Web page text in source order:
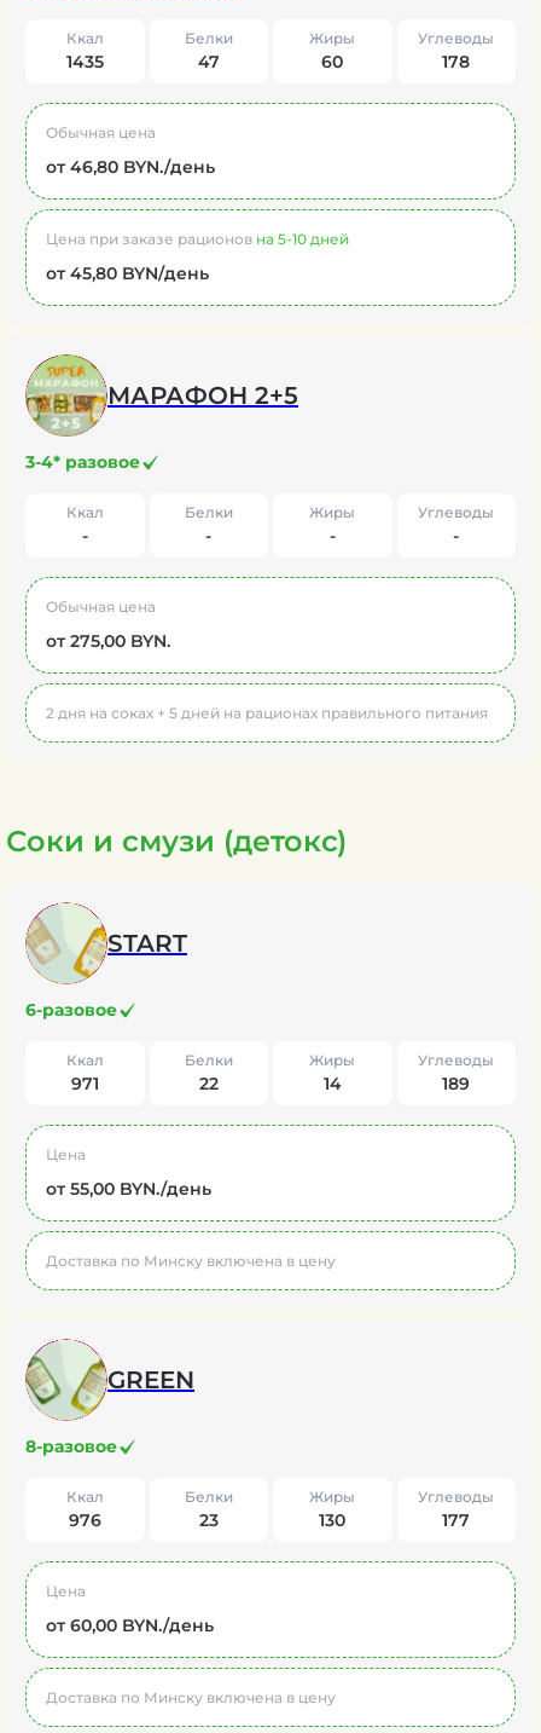
Ккал
1435
Белки
47
Жиры
60
Углеводы
178
Обычная цена
от 46,80 BYN./день
Цена при заказе рационов на 5-10 дней
от 45,80 BYN/день
МАРАФОН 2+5
3-4* разовое
Ккал
-
Белки
-
Жиры
-
Углеводы
-
Обычная цена
от 275,00 BYN.
2 дня на соках + 5 дней на рационах правильного питания
Соки и смузи (детокс)
START
6-разовое
Ккал
971
Белки
22
Жиры
14
Углеводы
189
Цена
от 55,00 BYN./день
Доставка по Минску включена в цену
GREEN
8-разовое
Ккал
976
Белки
23
Жиры
130
Углеводы
177
Цена
от 60,00 BYN./день
Доставка по Минску включена в цену